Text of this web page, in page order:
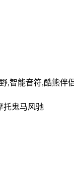
智能音符,酷熊
托鬼马风驰